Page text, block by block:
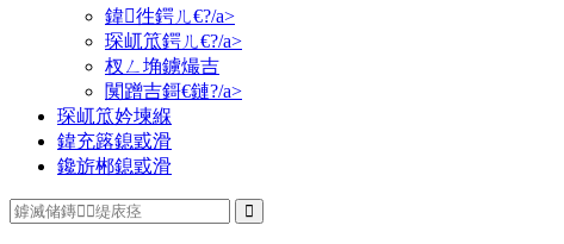
鍏徃鍔ㄦ€?/a>
琛屼笟鍔ㄦ€?/a>
杈ㄥ埆鐪熶吉
闃蹭吉鎶€鏈?/a>
琛屼笟妗堜緥
鍏充簬鎴戜滑
鑱旂郴鎴戜滑